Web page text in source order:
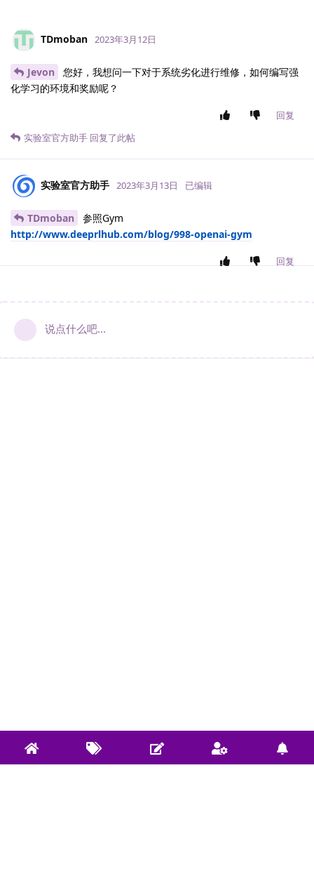
TDmoban 2023年3月12日
Jevon
您好，我想问一下对于系统劣化进行维修，如何编写强
化学习的环境和奖励呢？
回复
实验室官方助手 回复了此帖
实验室官方助手 2023年3月13日 已编辑
TDmoban
参照Gym
http://www.deeprlhub.com/blog/998-openai-gym
回复
说点什么吧...